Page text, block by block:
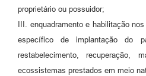
proprietário ou possuidor;
III. enquadramento e habilitação
específico de implantação do
restabelecimento, recuperação,
ecossistemas prestados em meio